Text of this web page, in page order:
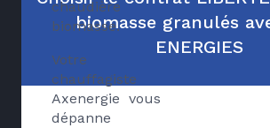
chaudière
biomasse.
Votre
chauffagiste
Axenergie vous
dépanne
biomasse granulés
ENERGIES